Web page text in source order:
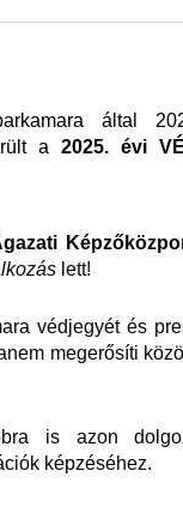
által
a2025. évi
lett!
védjegyét és
megerősíti
is azon
képzéséhez.